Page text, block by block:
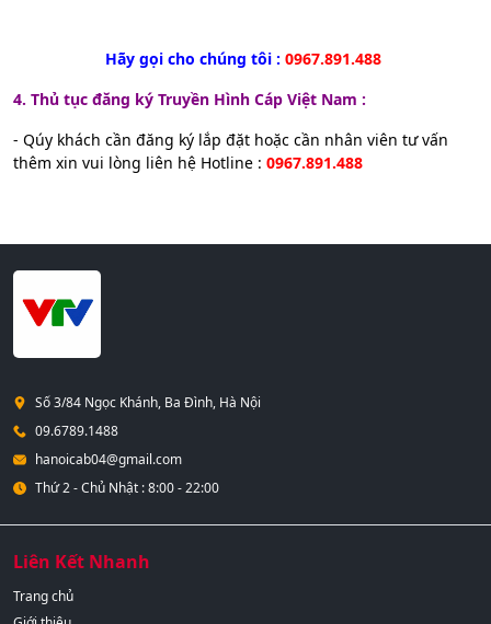
Hãy gọi cho chúng tôi : 0967.891.488
4. Thủ tục đăng ký Truyền Hình Cáp Việt Nam :
- Qúy khách cần đăng ký lắp đặt hoặc cần nhân viên tư vấn
thêm xin vui lòng liên hệ Hotline : 0967.891.488
Số 3/84 Ngọc Khánh, Ba Đình, Hà Nội
09.6789.1488
hanoicab04@gmail.com
Thứ 2 - Chủ Nhật : 8:00 - 22:00
Liên Kết Nhanh
Trang chủ